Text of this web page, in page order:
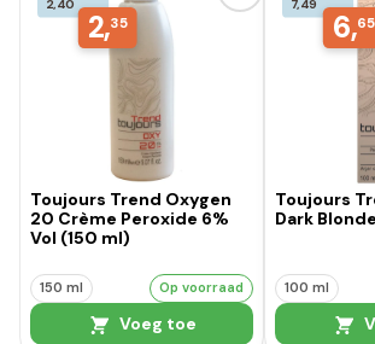
2,35
Toujours Trend Oxygen
20 Crème Peroxide 6%
Vol (150 ml)
150 ml Op voorraad
Voeg toe
6,65
Toujours
Dark
100 ml